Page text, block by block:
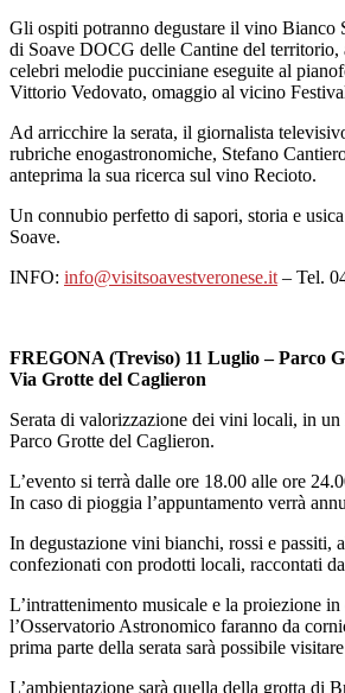
Gli ospiti potranno degustare il vino Bianco
di Soave DOCG delle Cantine del territorio,
celebri melodie pucciniane eseguite al
Vittorio Vedovato, omaggio al vicino
Ad arricchire la serata, il giornalista
rubriche enogastronomiche, Stefano
anteprima la sua ricerca sul vino Recioto.
Un connubio perfetto di sapori, storia e
Soave.
INFO: info@visitsoavestveronese.it – Tel.
FREGONA (Treviso) 11 Luglio – Parco
Via Grotte del Caglieron
Serata di valorizzazione dei vini locali, in
Parco Grotte del Caglieron.
L’evento si terrà dalle ore 18.00 alle ore
In caso di pioggia l’appuntamento verrà
In degustazione vini bianchi, rossi e passiti,
confezionati con prodotti locali, raccontati
L’intrattenimento musicale e la proiezione
l’Osservatorio Astronomico faranno da
prima parte della serata sarà possibile
L’ambientazione sarà quella della grotta di